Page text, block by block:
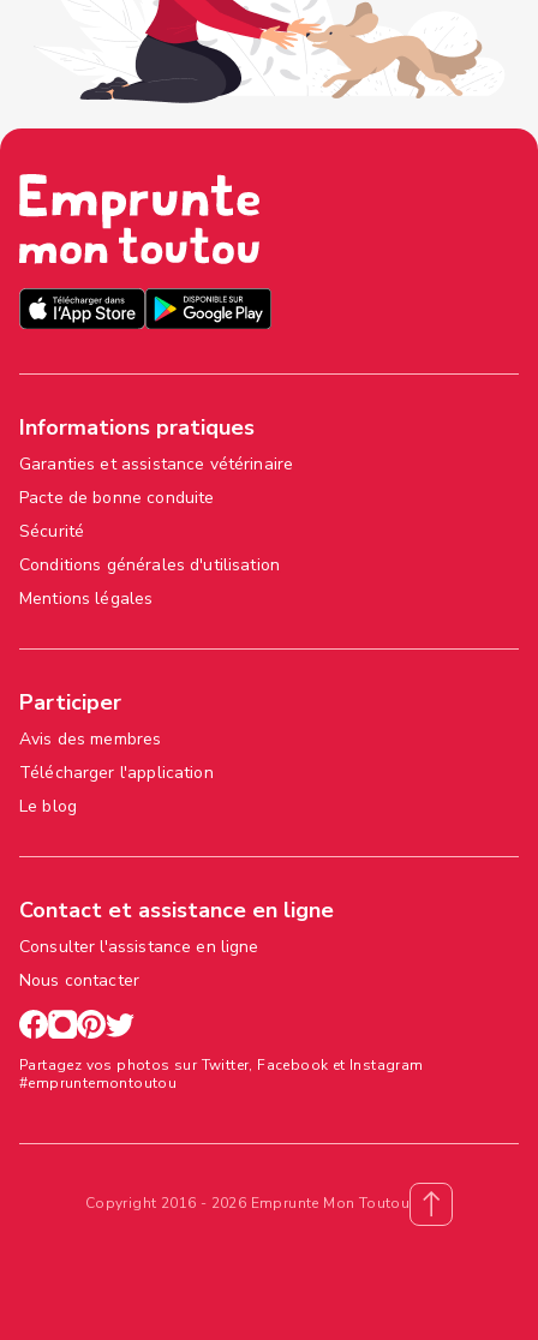
Informations pratiques
Garanties et assistance vétérinaire
Pacte de bonne conduite
Sécurité
Conditions générales d'utilisation
Mentions légales
Participer
Avis des membres
Télécharger l'application
Le blog
Contact et assistance en ligne
Consulter l'assistance en ligne
Nous contacter
Partagez vos photos sur Twitter, Facebook et Instagram
#empruntemontoutou
Copyright 2016 - 2026 Emprunte Mon Toutou